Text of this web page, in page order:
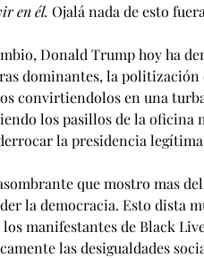
en él. Ojalá nada de esto
Donald Trump hoy ha
dominantes, la politización
convirtiendolos en una
los pasillos de la oficina
la presidencia legítima
que mostro mas
la democracia. Esto dista
los manifestantes de Black
las desigualdades